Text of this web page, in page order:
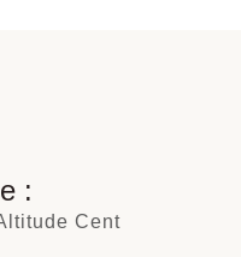
:
Cent